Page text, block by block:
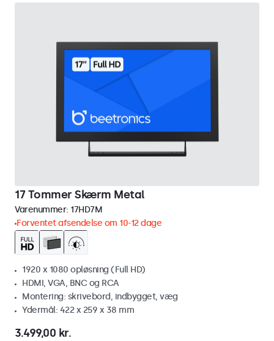
17 Tommer Skærm Metal
Varenummer: 17HD7M
Forventet afsendelse om 10-12 dage
1920 x 1080 opløsning (Full HD)
HDMI, VGA, BNC og RCA
Montering: skrivebord, indbygget, væg
Ydermål: 422 x 259 x 38 mm
3.499,00 kr.